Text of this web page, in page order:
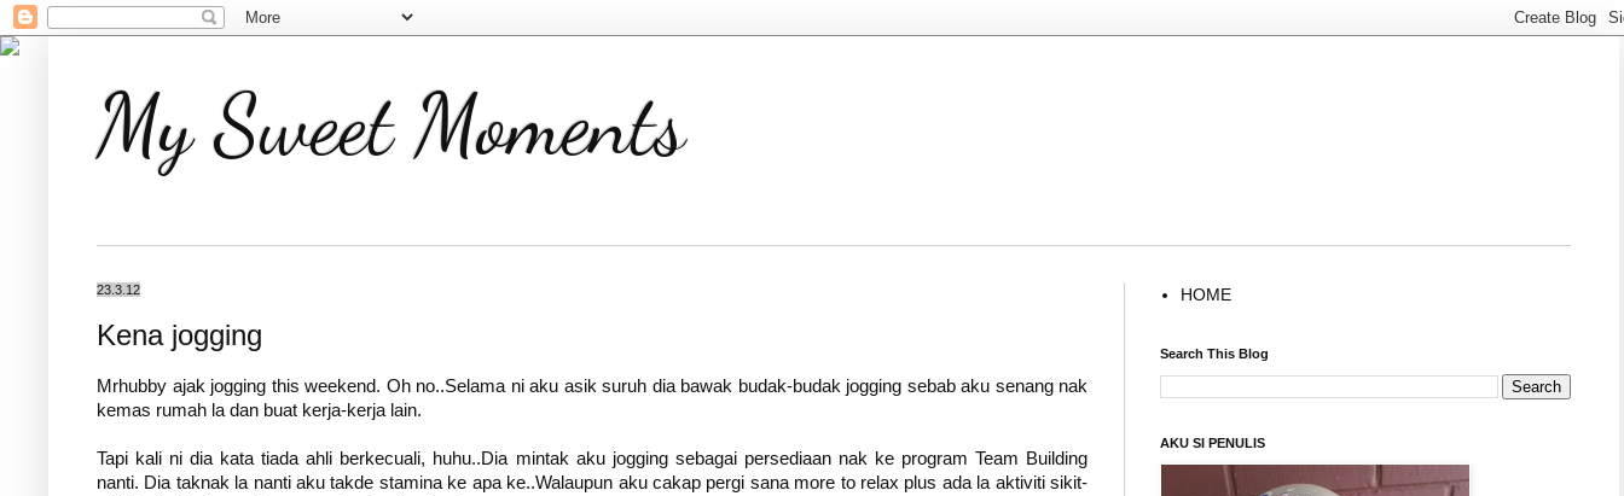
My Sweet Moments
23.3.12
Kena jogging
Mrhubby ajak jogging this weekend. Oh no..Selama ni aku asik suruh dia bawak budak-budak jogging sebab aku senang nak
kemas rumah la dan buat kerja-kerja lain.
Tapi kali ni dia kata tiada ahli berkecuali, huhu..Dia mintak aku jogging sebagai persediaan nak ke program Team Building
nanti. Dia taknak la nanti aku takde stamina ke apa ke..Walaupun aku cakap pergi sana more to relax plus ada la aktiviti sikit-
HOME
Search This Blog
AKU SI PENULIS